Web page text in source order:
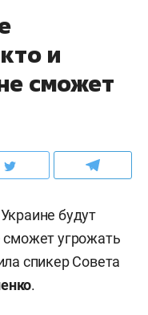
и
сможет
будут
сможет угрожать
спикер Совета
.